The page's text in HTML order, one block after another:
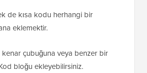
de kısa kodu herhangi bir
eklemektir.
kenar çubuğuna veya benzer bir
bloğu ekleyebilirsiniz.